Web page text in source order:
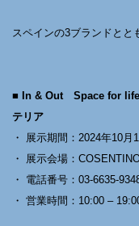
スペインの3ブランドとと
■ In & Out Space for life.
テリア
・ 展示期間：2024年10
・ 展示会場：
・ 電話番号：03-6635-
・ 営業時間：10:00 –